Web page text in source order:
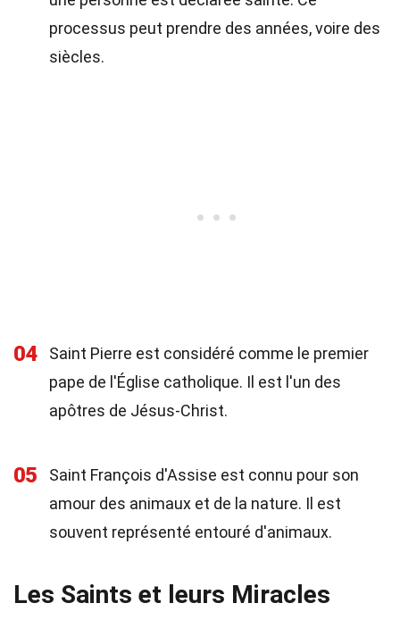
processus peut prendre des années, voire des
siècles.
04
Saint Pierre est considéré comme le premier
pape de l'Église catholique. Il est l'un des
apôtres de Jésus-Christ.
05
Saint François d'Assise est connu pour son
amour des animaux et de la nature. Il est
souvent représenté entouré d'animaux.
Les Saints et leurs Miracles